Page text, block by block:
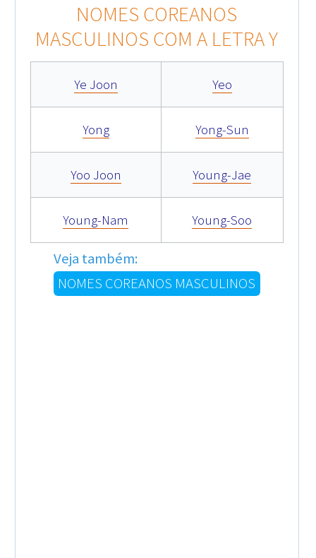
NOMES COREANOS
MASCULINOS COM A LETRA Y
Ye Joon Yeo
Yong Yong-Sun
Yoo Joon Young-Jae
Young-Nam Young-Soo
Veja também:
NOMES COREANOS MASCULINOS